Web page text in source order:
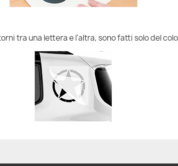
tra una lettera e l'altra, sono fatti solo del